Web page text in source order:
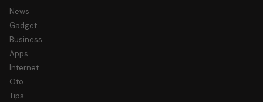
News
Gadget
Business
Apps
Internet
Oto
Tips